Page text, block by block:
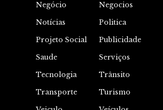
Negócio
Negocios
Notícias
Politica
Projeto Social
Publicidade
Saude
Serviços
Tecnologia
Trânsito
Transporte
Turismo